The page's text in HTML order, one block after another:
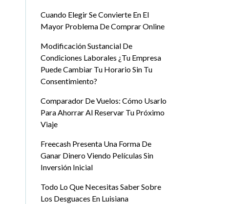
Cuando Elegir Se Convierte En El
Mayor Problema De Comprar Online
Modificación Sustancial De
Condiciones Laborales ¿Tu Empresa
Puede Cambiar Tu Horario Sin Tu
Consentimiento?
Comparador De Vuelos: Cómo Usarlo
Para Ahorrar Al Reservar Tu Próximo
Viaje
Freecash Presenta Una Forma De
Ganar Dinero Viendo Películas Sin
Inversión Inicial
Todo Lo Que Necesitas Saber Sobre
Los Desguaces En Luisiana